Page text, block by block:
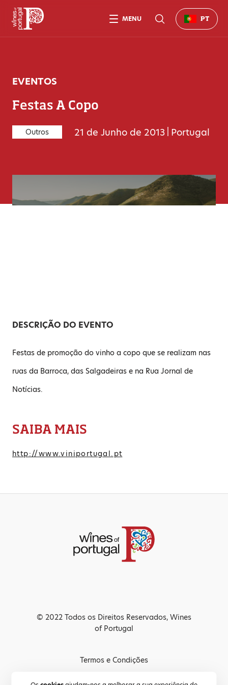
EVENTOS
Festas A Copo
Outros 21 de Junho de 2013 Portugal
DESCRIÇÃO DO EVENTO
Festas de promoção do vinho a copo que se realizam nas
ruas da Barroca, das Salgadeiras e na Rua Jornal de
Notícias.
SAIBA MAIS
http://www.viniportugal.pt
MENU PT
© 2022 Todos os Direitos Reservados, Wines
of Portugal
Termos e Condições
Política de Privacidade